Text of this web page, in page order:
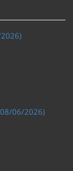
06/2026)